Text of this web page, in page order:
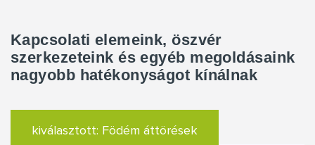
Kapcsolati elemeink, öszvér
szerkezeteink és egyéb megoldásaink
nagyobb hatékonyságot kínálnak
kiválasztott: Födém áttörések